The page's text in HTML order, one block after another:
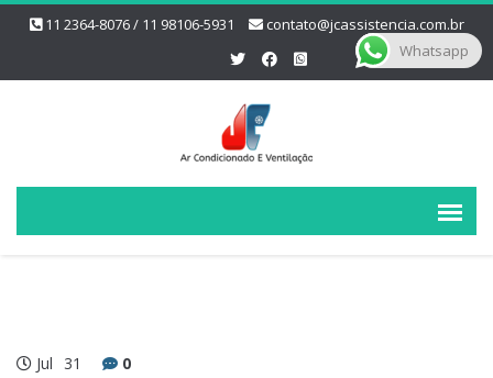
11 2364-8076 / 11 98106-5931 contato@jcassistencia.com.br
Jul 31 0
Whatsapp